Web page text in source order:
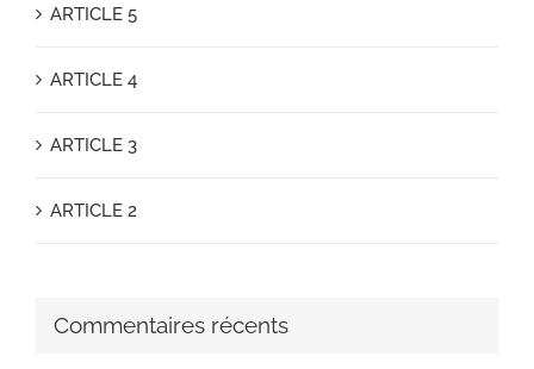
ARTICLE 5
ARTICLE 4
ARTICLE 3
ARTICLE 2
Commentaires récents